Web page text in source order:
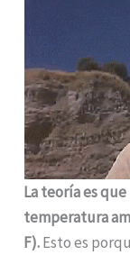
La teoría es
temperatura
F).Esto es